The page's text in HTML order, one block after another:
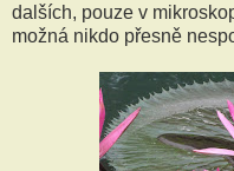
dalších, pouze v
možná nikdo přesně